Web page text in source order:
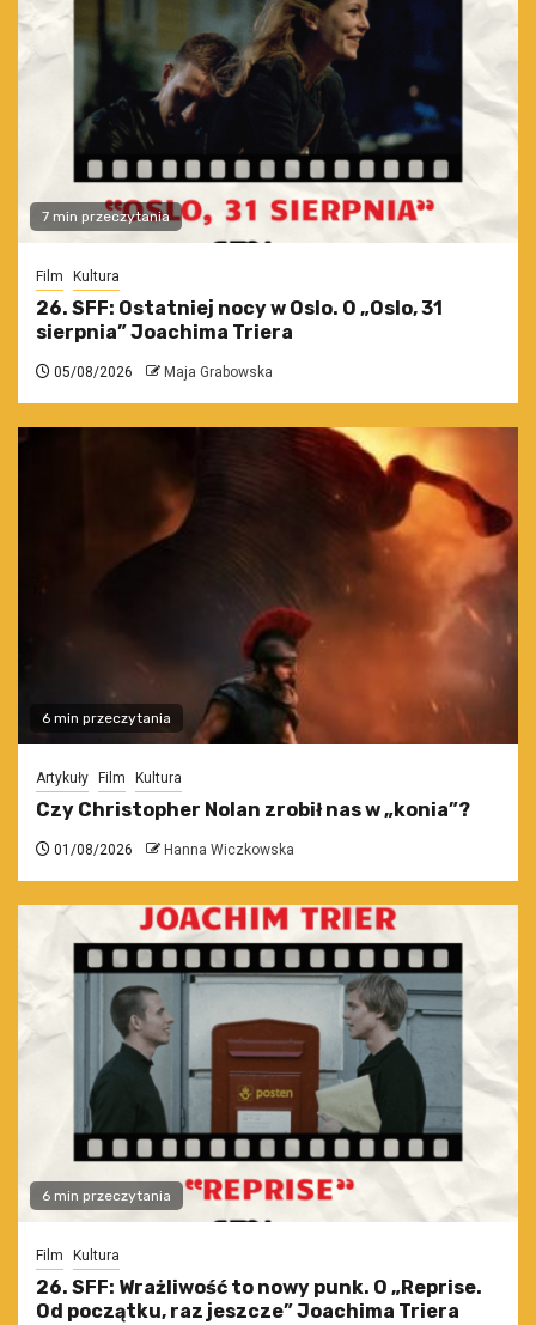
7 min przeczytania
Film Kultura
26. SFF: Ostatniej nocy w Oslo. O „Oslo, 31
sierpnia” Joachima Triera
05/08/2026 Maja Grabowska
6 min przeczytania
Artykuły Film Kultura
Czy Christopher Nolan zrobił nas w „konia”?
01/08/2026 Hanna Wiczkowska
6 min przeczytania
Film Kultura
26. SFF: Wrażliwość to nowy punk. O „Reprise.
Od początku, raz jeszcze” Joachima Triera